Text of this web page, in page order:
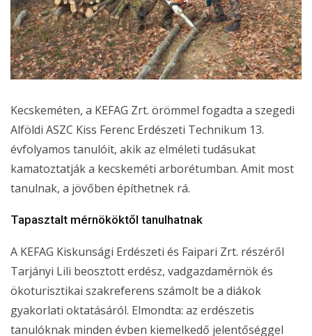
Kecskeméten, a KEFAG Zrt. örömmel fogadta a szegedi
Alföldi ASZC Kiss Ferenc Erdészeti Technikum 13.
évfolyamos tanulóit, akik az elméleti tudásukat
kamatoztatják a kecskeméti arborétumban. Amit most
tanulnak, a jövőben építhetnek rá.
Tapasztalt mérnököktől tanulhatnak
A KEFAG Kiskunsági Erdészeti és Faipari Zrt. részéről
Tarjányi Lili beosztott erdész, vadgazdamérnök és
ökoturisztikai szakreferens számolt be a diákok
gyakorlati oktatásáról. Elmondta: az erdészetis
tanulóknak minden évben kiemelkedő jelentőséggel